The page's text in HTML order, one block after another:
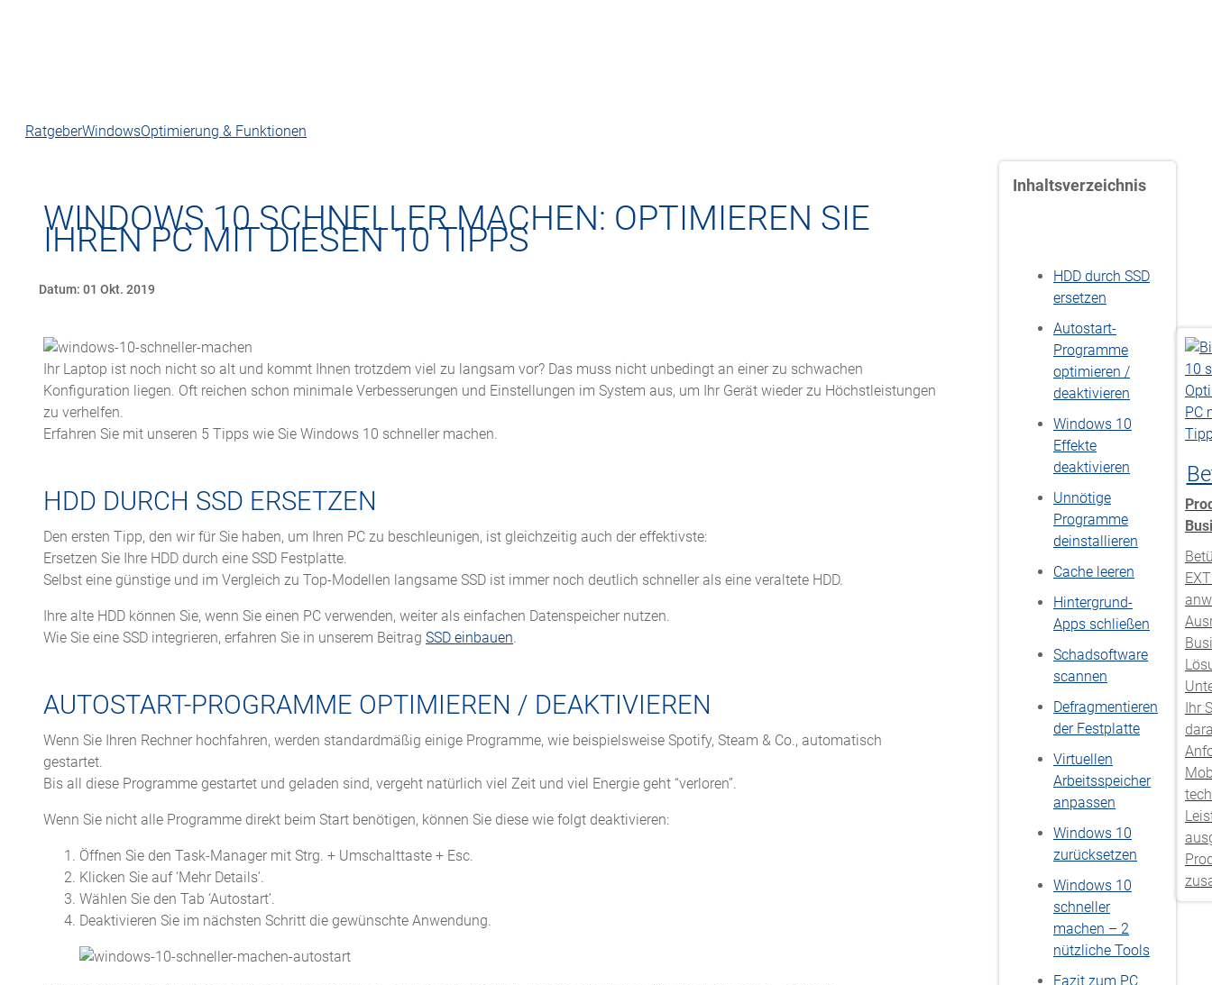
RatgeberWindowsOptimierung & Funktionen
WINDOWS 10 SCHNELLER MACHEN: OPTIMIEREN SIE
IHREN PC MIT DIESEN 10 TIPPS
Datum: 01 Okt. 2019
Ihr Laptop ist noch nicht so alt und kommt Ihnen trotzdem viel zu langsam vor? Das muss nicht unbedingt an einer zu schwachen
Konfiguration liegen. Oft reichen schon minimale Verbesserungen und Einstellungen im System aus, um Ihr Gerät wieder zu Höchstleistungen
zu verhelfen.
Erfahren Sie mit unseren 5 Tipps wie Sie Windows 10 schneller machen.
HDD DURCH SSD ERSETZEN
Den ersten Tipp, den wir für Sie haben, um Ihren PC zu beschleunigen, ist gleichzeitig auch der effektivste:
Ersetzen Sie Ihre HDD durch eine SSD Festplatte.
Selbst eine günstige und im Vergleich zu Top-Modellen langsame SSD ist immer noch deutlich schneller als eine veraltete HDD.
Ihre alte HDD können Sie, wenn Sie einen PC verwenden, weiter als einfachen Datenspeicher nutzen.
Wie Sie eine SSD integrieren, erfahren Sie in unserem Beitrag SSD einbauen.
AUTOSTART-PROGRAMME OPTIMIEREN / DEAKTIVIEREN
Wenn Sie Ihren Rechner hochfahren, werden standardmäßig einige Programme, wie beispielsweise Spotify, Steam & Co., automatisch
gestartet.
Bis all diese Programme gestartet und geladen sind, vergeht natürlich viel Zeit und viel Energie geht “verloren”.
Wenn Sie nicht alle Programme direkt beim Start benötigen, können Sie diese wie folgt deaktivieren:
Öffnen Sie den Task-Manager mit Strg. + Umschalttaste + Esc.
Klicken Sie auf ‘Mehr Details’.
Wählen Sie den Tab ‘Autostart’.
Deaktivieren Sie im nächsten Schritt die gewünschte Anwendung.
Inhaltsverzeichnis
HDD durch SSD
ersetzen
Autostart-
Programme
optimieren /
deaktivieren
Windows 10
Effekte
deaktivieren
Unnötige
Programme
deinstallieren
Cache leeren
Hintergrund-
Apps schließen
Schadsoftware
scannen
Defragmentieren
der Festplatte
Virtuellen
Arbeitsspeicher
anpassen
Windows 10
zurücksetzen
Windows 10
schneller
machen – 2
nützliche Tools
Fazit zum PC
Ihr